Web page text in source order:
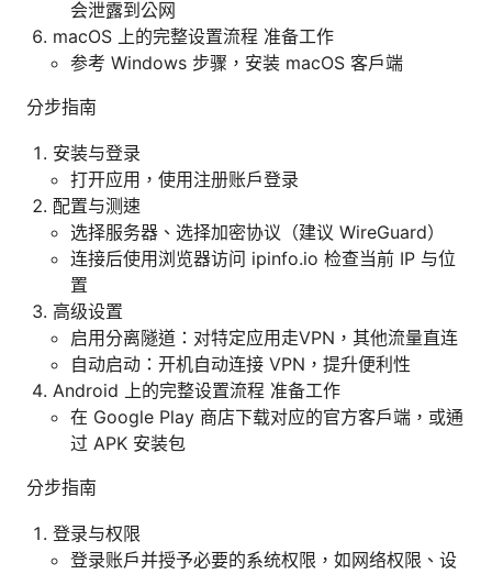
会泄露到公网
macOS 上的完整设置流程 准备工作
参考 Windows 步骤，安装 macOS 客户端
分步指南
安装与登录
打开应用，使用注册账户登录
配置与测速
选择服务器、选择加密协议（建议 WireGuard）
连接后使用浏览器访问 ipinfo.io 检查当前 IP 与位
置
高级设置
启用分离隧道：对特定应用走VPN，其他流量直连
自动启动：开机自动连接 VPN，提升便利性
Android 上的完整设置流程 准备工作
在 Google Play 商店下载对应的官方客户端，或通
过 APK 安装包
分步指南
登录与权限
登录账户并授予必要的系统权限，如网络权限、设